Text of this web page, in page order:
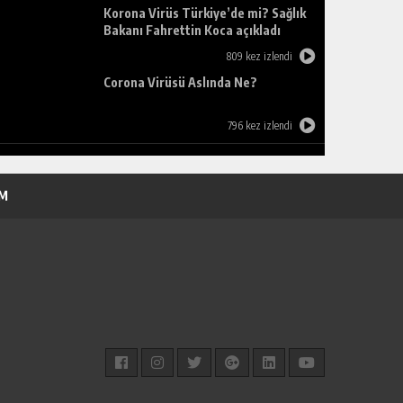
Korona Virüs Türkiye’de mi? Sağlık
Bakanı Fahrettin Koca açıkladı
809 kez izlendi
Corona Virüsü Aslında Ne?
796 kez izlendi